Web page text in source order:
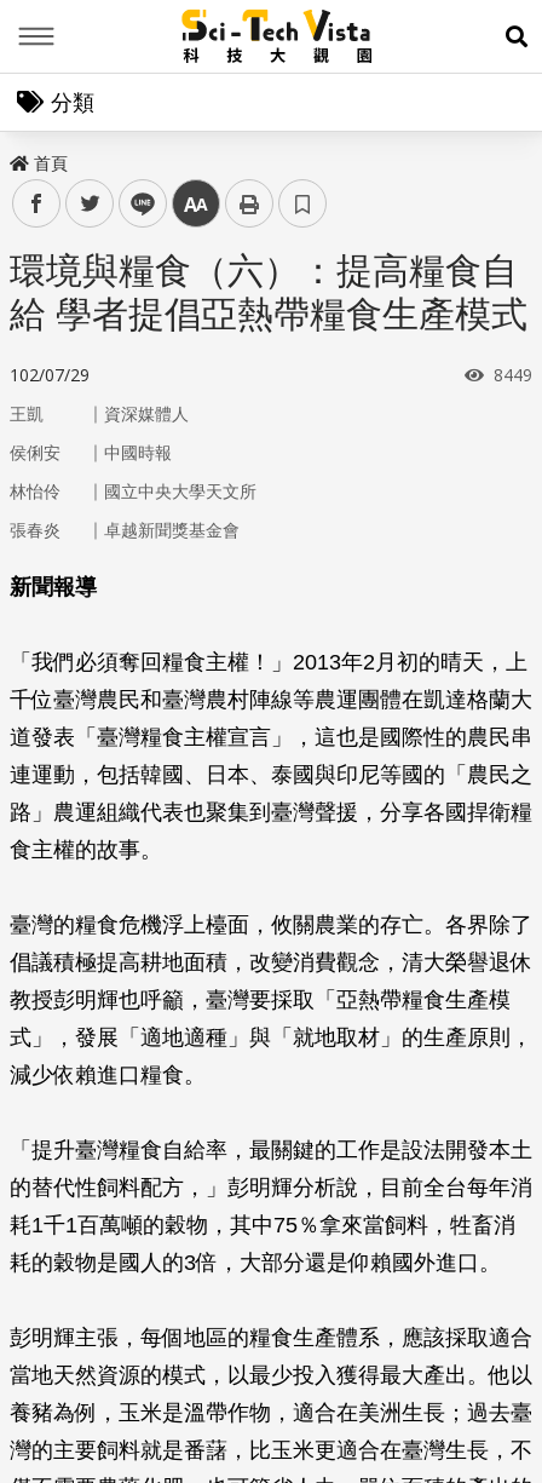
展
分類
首頁
facebooktwitter line 中
環境與糧食（六）：提高糧食自
給 學者提倡亞熱帶糧食生產模式
102/07/29 瀏覽
8449
王凱 ｜ 資深媒體人
侯俐安
｜ 中國時報
林怡伶
｜ 國立中央大學天文所
張春炎
｜ 卓越新聞獎基金會
新聞報導
「我們必須奪回糧食主權！」2013年2月初的晴天，上
千位臺灣農民和臺灣農村陣線等農運團體在凱達格蘭大
道發表「臺灣糧食主權宣言」，這也是國際性的農民串
連運動，包括韓國、日本、泰國與印尼等國的「農民之
路」農運組織代表也聚集到臺灣聲援，分享各國捍衛糧
食主權的故事。
臺灣的糧食危機浮上檯面，攸關農業的存亡。各界除了
倡議積極提高耕地面積，改變消費觀念，清大榮譽退休
教授彭明輝也呼籲，臺灣要採取「亞熱帶糧食生產模
式」，發展「適地適種」與「就地取材」的生產原則，
減少依賴進口糧食。
「提升臺灣糧食自給率，最關鍵的工作是設法開發本土
的替代性飼料配方，」彭明輝分析說，目前全台每年消
耗1千1百萬噸的穀物，其中75％拿來當飼料，牲畜消
耗的穀物是國人的3倍，大部分還是仰賴國外進口。
彭明輝主張，每個地區的糧食生產體系，應該採取適合
當地天然資源的模式，以最少投入獲得最大產出。他以
養豬為例，玉米是溫帶作物，適合在美洲生長；過去臺
灣的主要飼料就是番藷，比玉米更適合在臺灣生長，不